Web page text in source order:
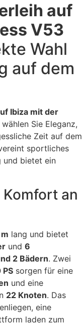
auf
V53
Wahl
auf dem
Ibiza mit der
Sie Eleganz,
Zeit auf dem
sportliches
und bietet ein
an
lang und bietet
und 6
2 Bädern. Zwei
sorgen für eine
und eine
22 Knoten. Das
eine
laden zum